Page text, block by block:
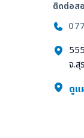
ติดต่อส
จ.สุ
ดูแ